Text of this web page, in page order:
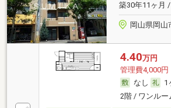
築30年11ヶ月
岡山県岡山
4.40万円
管理費4,000円
なし
1
2階 / ワンルー